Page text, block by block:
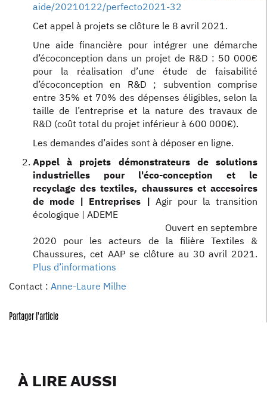
aide/20210122/perfecto2021-32
Cet appel à projets se clôture le 8 avril 2021.
Une aide financière pour intégrer une démarche
d’écoconception dans un projet de R&D : 50 000€
pour la réalisation d’une étude de faisabilité
d’écoconception en R&D ; subvention comprise
entre 35% et 70% des dépenses éligibles, selon la
taille de l’entreprise et la nature des travaux de
R&D (coût total du projet inférieur à 600 000€).
Les demandes d’aides sont à déposer en ligne.
Appel à projets démonstrateurs de solutions
industrielles pour l'éco-conception et le
recyclage des textiles, chaussures et accesoires
de mode | Entreprises | Agir pour la transition
écologique | ADEME
Ouvert en septembre
2020 pour les acteurs de la filière Textiles &
Chaussures, cet AAP se clôture au 30 avril 2021.
Plus d’informations
Contact : Anne-Laure Milhe
Partager l'article
À LIRE AUSSI